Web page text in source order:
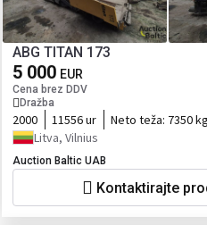
ABG TITAN 173
5 000 EUR
Cena brez DDV
Dražba
2000 11556 ur Neto teža: 7350 kg
Litva, Vilnius
Auction Baltic UAB
Kontaktirajte